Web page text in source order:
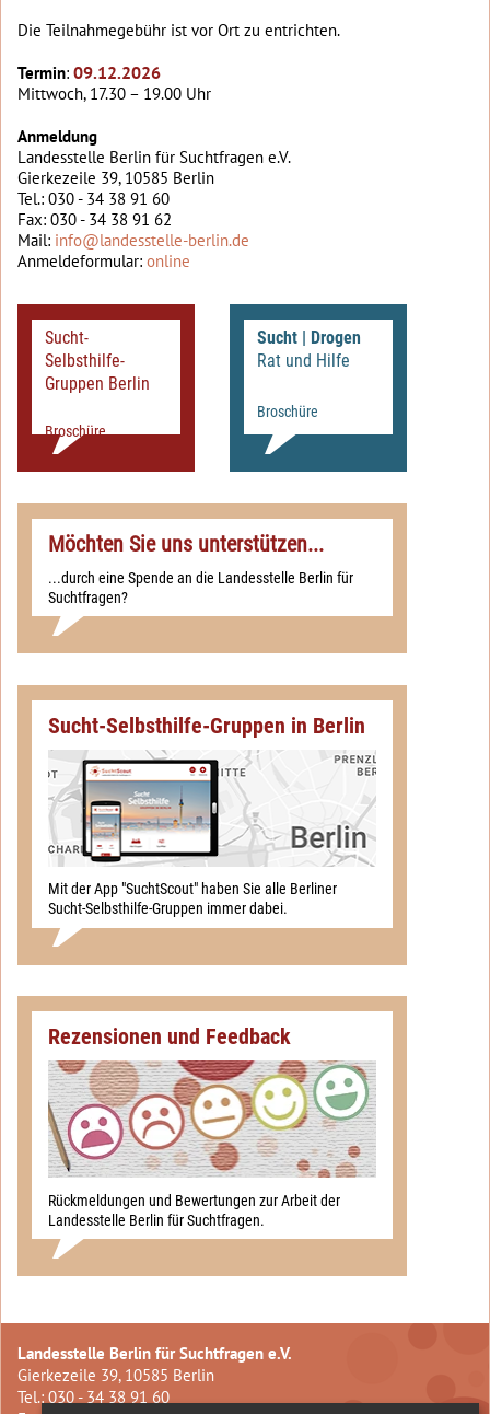
Die Teilnahmegebühr ist vor Ort zu entrichten.
Termin: 09.12.2026
Mittwoch, 17.30 – 19.00 Uhr
Anmeldung
Landesstelle Berlin für Suchtfragen e.V.
Gierkezeile 39, 10585 Berlin
Tel.: 030 - 34 38 91 60
Fax: 030 - 34 38 91 62
Mail: info@landesstelle-berlin.de
Anmeldeformular: online
Sucht-
Selbsthilfe-
Gruppen Berlin
Broschüre
Sucht | Drogen
Rat und Hilfe
Broschüre
Möchten Sie uns unterstützen...
...durch eine Spende an die Landesstelle Berlin für
Suchtfragen?
Sucht-Selbsthilfe-Gruppen in Berlin
Mit der App "SuchtScout" haben Sie alle Berliner
Sucht-Selbsthilfe-Gruppen immer dabei.
Rezensionen und Feedback
Rückmeldungen und Bewertungen zur Arbeit der
Landesstelle Berlin für Suchtfragen.
Landesstelle Berlin für Suchtfragen e.V.
Gierkezeile 39, 10585 Berlin
Tel.: 030 - 34 38 91 60